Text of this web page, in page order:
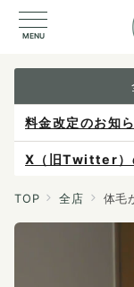
MENU
料金改定のお知
X（旧Twitter）
ご予約は各店へ
料金は当日施術
感染症防止対策
TOP 全店 体毛